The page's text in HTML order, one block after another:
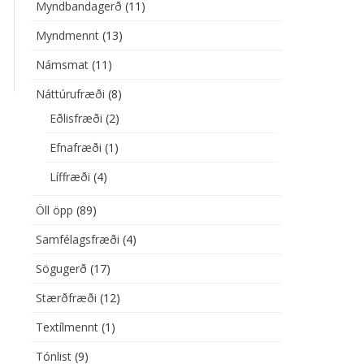
Myndbandagerð (11)
Myndmennt (13)
Námsmat (11)
Náttúrufræði (8)
Eðlisfræði (2)
Efnafræði (1)
Líffræði (4)
Öll öpp (89)
Samfélagsfræði (4)
Sögugerð (17)
Stærðfræði (12)
Textílmennt (1)
Tónlist (9)